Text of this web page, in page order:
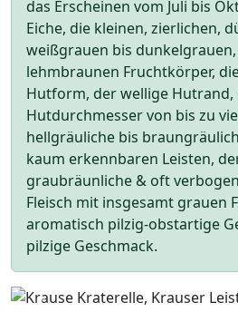
das Erscheinen vom Juli bis
Eiche, die kleinen, zierlichen,
weißgrauen bis
lehmbraunen Fruchtkörper,
Hutform, der wellige Hutrand,
Hutdurchmesser von bis zu
hellgräuliche bis
kaum erkennbaren Leisten,
graubräunliche & oft
Fleisch mit insgesamt grauen
aromatisch pilzig-obstartige
pilzige Geschmack.